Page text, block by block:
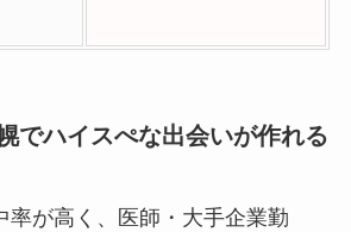
でハイスぺな出会いが作れる
率が高く、医師・大手企業勤